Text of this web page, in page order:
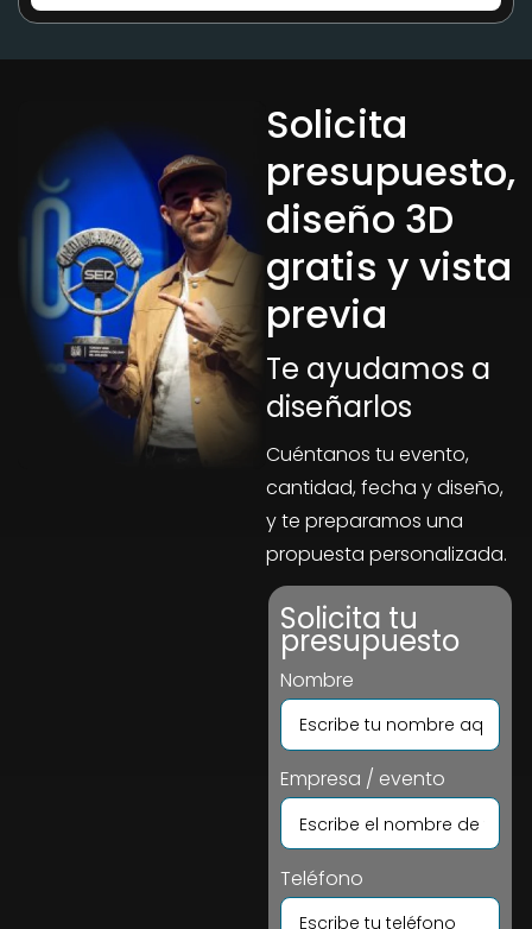
Solicita
presupuesto,
diseño 3D
gratis y vista
previa
Te ayudamos a
diseñarlos
Cuéntanos tu evento,
cantidad, fecha y diseño,
y te preparamos una
propuesta personalizada.
Solicita tu
presupuesto
Nombre
Empresa / evento
Teléfono